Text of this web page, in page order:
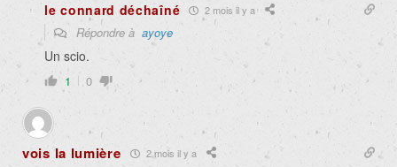
le connard déchaîné 2 mois il y a
Répondre à ayoye
Un scio.
1 0
vois la lumière 2 mois il y a